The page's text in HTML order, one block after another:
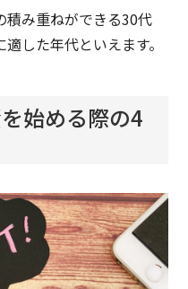
積み重ねができる30代
した年代といえます。
始める際の4